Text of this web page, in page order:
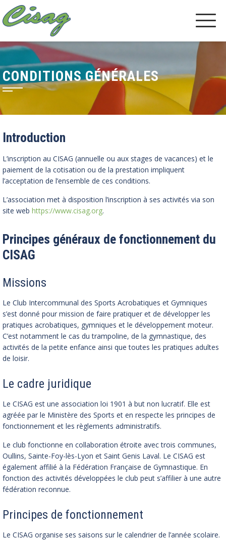
CONDITIONS GÉNÉRALES
Introduction
L’inscription au CISAG (annuelle ou aux stages de vacances) et le
paiement de la cotisation ou de la prestation impliquent
l’acceptation de l’ensemble de ces conditions.
L’association met à disposition l’inscription à ses activités via son
site web https://www.cisag.org.
Principes généraux de fonctionnement du
CISAG
Missions
Le Club Intercommunal des Sports Acrobatiques et Gymniques
s’est donné pour mission de faire pratiquer et de développer les
pratiques acrobatiques, gymniques et le développement moteur.
C’est notamment le cas du trampoline, de la gymnastique, des
activités de la petite enfance ainsi que toutes les pratiques adultes
de loisir.
Le cadre juridique
Le CISAG est une association loi 1901 à but non lucratif. Elle est
agréée par le Ministère des Sports et en respecte les principes de
fonctionnement et les règlements administratifs.
Le club fonctionne en collaboration étroite avec trois communes,
Oullins, Sainte-Foy-lès-Lyon et Saint Genis Laval. Le CISAG est
également affilié à la Fédération Française de Gymnastique. En
fonction des activités développées le club peut s’affilier à une autre
fédération reconnue.
Principes de fonctionnement
Le CISAG organise ses saisons sur le calendrier de l’année scolaire.